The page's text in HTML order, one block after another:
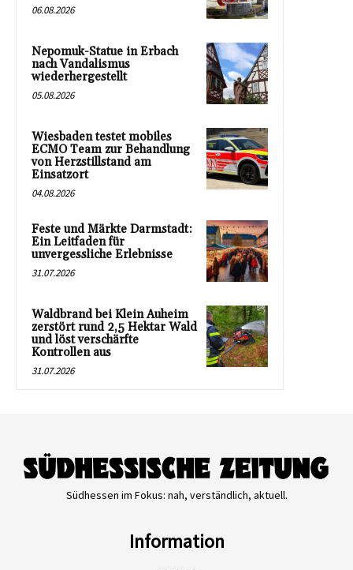
06.08.2026
Nepomuk-Statue in Erbach
nach Vandalismus
wiederhergestellt
05.08.2026
Wiesbaden testet mobiles
ECMO Team zur Behandlung
von Herzstillstand am
Einsatzort
04.08.2026
Feste und Märkte Darmstadt:
Ein Leitfaden für
unvergessliche Erlebnisse
31.07.2026
Waldbrand bei Klein Auheim
zerstört rund 2,5 Hektar Wald
und löst verschärfte
Kontrollen aus
31.07.2026
Südhessen im Fokus: nah, verständlich, aktuell.
Information